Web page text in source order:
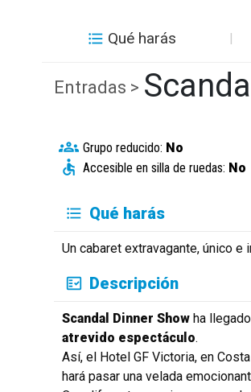
Qué harás
Entradas >
Grupo reducido: No
Accesible en silla de ruedas: No
Qué harás
Un cabaret extravagante, único e
Descripción
Scandal Dinner Showha
atrevido espectáculo.
Así, el Hotel GF Victoria, en
hará pasar una velada